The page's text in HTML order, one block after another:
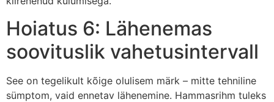
Hoiatus 6: Lähenemas
soovituslik vahetusintervall
See on tegelikult kõige olulisem märk – mitte tehniline
sümptom, vaid ennetav lähenemine. Hammasrihm tuleks